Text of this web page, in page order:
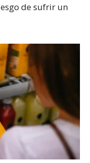
de sufrir un